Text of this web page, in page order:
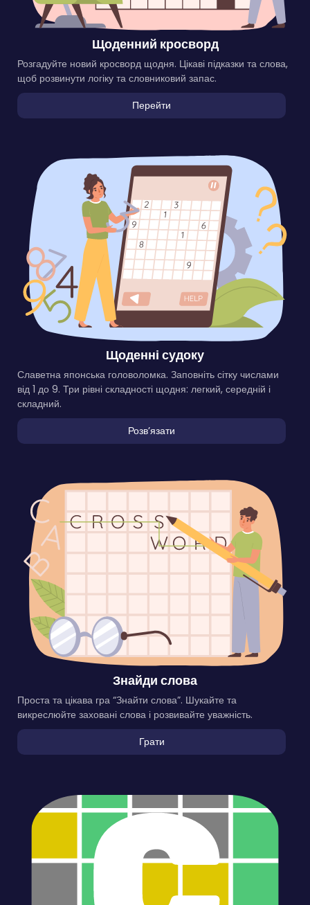
Щоденний кросворд
Розгадуйте новий кросворд щодня. Цікаві підказки та слова,
щоб розвинути логіку та словниковий запас.
Перейти
Щоденні судоку
Славетна японська головоломка. Заповніть сітку числами
від 1 до 9. Три рівні складності щодня: легкий, середній і
складний.
Розвʼязати
Знайди слова
Проста та цікава гра “Знайти слова”. Шукайте та
викреслюйте заховані слова і розвивайте уважність.
Грати